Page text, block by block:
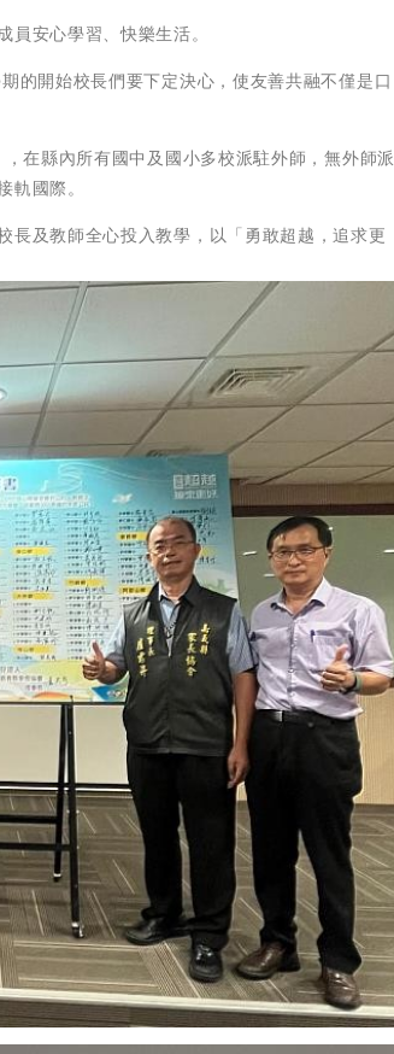
安心學習、快樂生活。
的開始校長們要下定決心，使友善共融不僅是口
在縣內所有國中及國小多校派駐外師，無外師派
國際。
長及教師全心投入教學，以「勇敢超越，追求更